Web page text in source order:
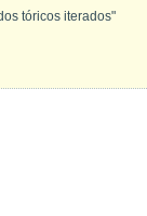
tóricos iterados"